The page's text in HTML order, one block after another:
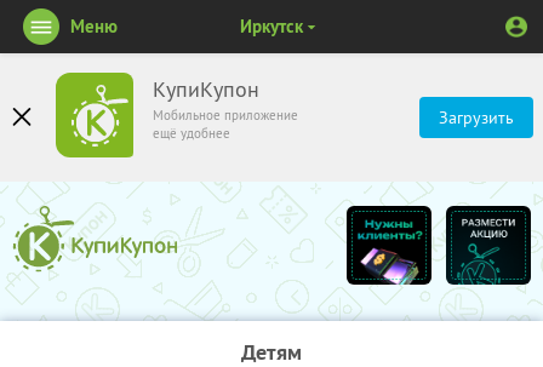
КупиКупон
Мобильное приложение
ещё удобнее
Загрузить
Меню Иркутск
Детям